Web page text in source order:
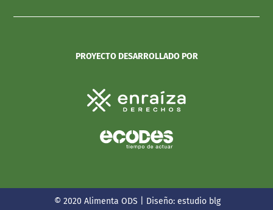
PROYECTO DESARROLLADO POR
© 2020 Alimenta ODS | Diseño: estudio blg